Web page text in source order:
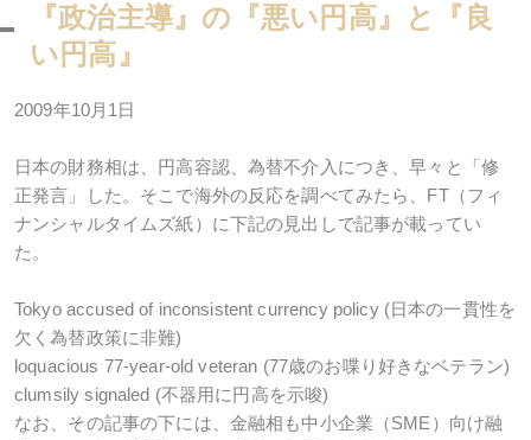
『政治主導』の『悪い円高』と『良
い円高』
2009年10月1日
日本の財務相は、円高容認、為替不介入につき、早々と「修
正発言」した。そこで海外の反応を調べてみたら、FT（フィ
ナンシャルタイムズ紙）に下記の見出しで記事が載ってい
た。
Tokyo accused of inconsistent currency policy (日本の一貫性を
欠く為替政策に非難)
loquacious 77-year-old veteran (77歳のお喋り好きなベテラン)
clumsily signaled (不器用に円高を示唆)
なお、その記事の下には、金融相も中小企業（SME）向け融